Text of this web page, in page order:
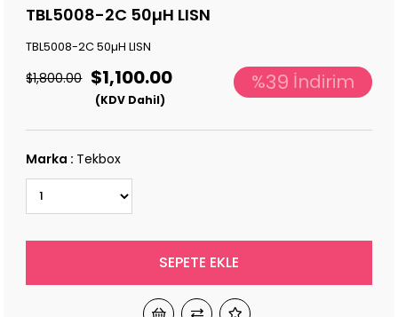
TBL5008-2C 50µH LISN
TBL5008-2C 50µH LISN
$1,800.00 $1,100.00
(KDV Dahil)
%39 İndirim
Marka : Tekbox